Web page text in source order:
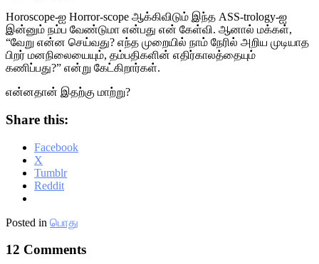
Horoscope-ஐ Horror-scope ஆக்கிவிடும் இந்த ASS-trology-ஐ
இன்னும் நம்ப வேண்டுமா என்பது என் கேள்வி. ஆனால் மக்கள்,
“வேறு என்ன செய்வது? எந்த முறையில் நாம் நேரில் அறிய முடியாத
பிறர் மனநிலையையும், தம்பதிகளின் எதிர்காலத்தையும்
கணிப்பது?” என்று கேட்கிறார்கள்.
என்னதான் இதற்கு மாற்று?
Share this:
Facebook
X
Tumblr
Reddit
Posted in பொது
12 Comments